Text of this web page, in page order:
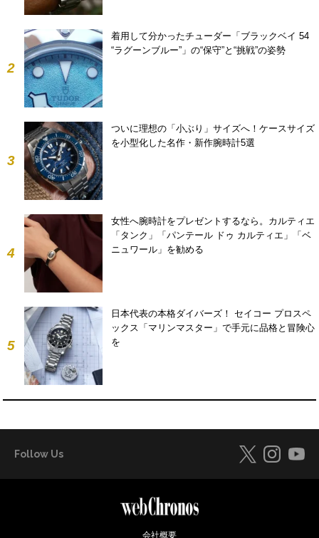
2
着用して分かったチューダー「ブラックベイ 54
“ラグーンブルー”」の“保守”と“挑戦”の姿勢
3
ついに理想の「小ぶり」サイズへ！ケースサイズ
を小型化した名作・新作腕時計5選
4
女性へ腕時計をプレゼントするなら。カルティエ
「タンク」「パンテール ドゥ カルティエ」「ベ
ニュワール」を勧める
5
日本代表の本格ダイバーズ！ セイコー プロスペ
ックス「マリンマスター」で手元に品格と冒険心
を
Follow Us
会社概要